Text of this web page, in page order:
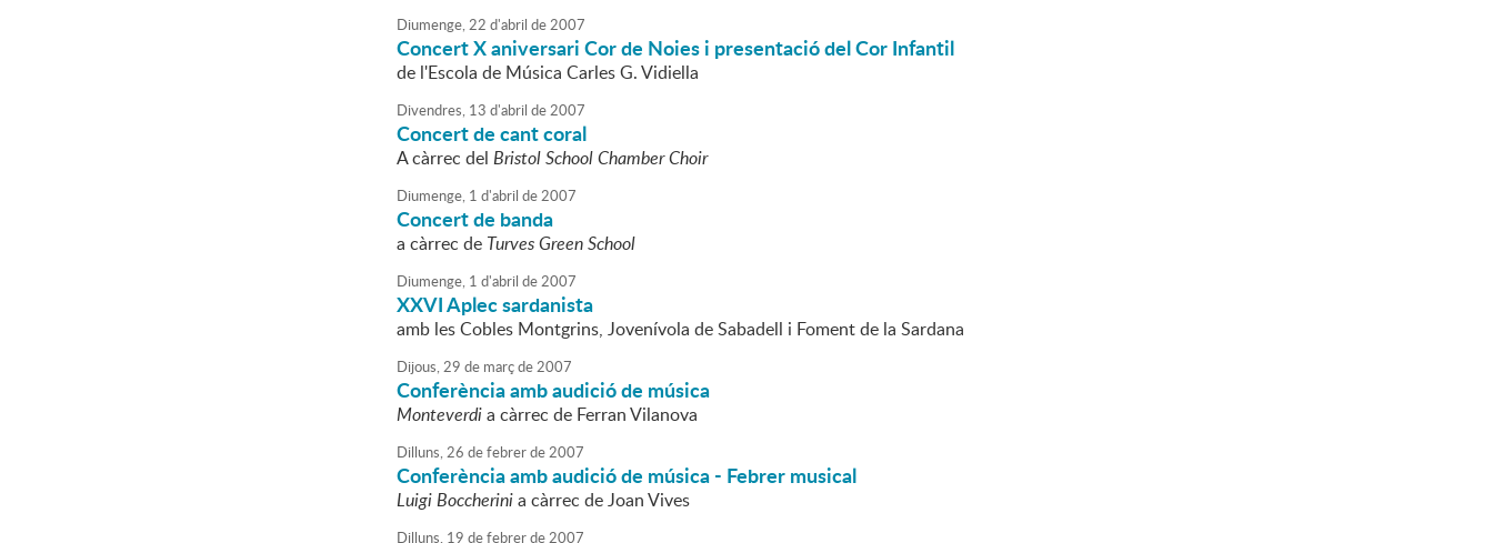
Diumenge,22 d'abril de2007
Concert X aniversari Cor de Noies i presentació del Cor Infantil
de l'Escola de Música Carles G. Vidiella
Divendres, 13 d'abril de2007
Concert de cant coral
A càrrec del Bristol School Chamber Choir
Diumenge, 1 d'abril de2007
Concert de banda
a càrrec de Turves Green School
Diumenge, 1 d'abril de2007
XXVI Aplec sardanista
amb les Cobles Montgrins, Jovenívola de Sabadell i Foment de la Sardana
Dijous,29 de marçde2007
Conferència amb audició de música
Monteverdia càrrec de Ferran Vilanova
Dilluns,26 defebrerde2007
Conferència amb audició de música - Febrer musical
Luigi Boccherinia càrrec de Joan Vives
Dilluns, 19 defebrerde2007